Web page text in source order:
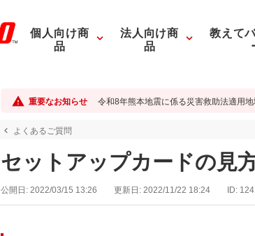
個人向け商
品
法人向け商
品
教えて
重要なお知らせ 令和8年熊本地震に係る災害救助法適用
よくあるご質問
セットアップカードの見
公開日:2022/03/15 13:26 更新日:2022/11/22 18:24 ID: